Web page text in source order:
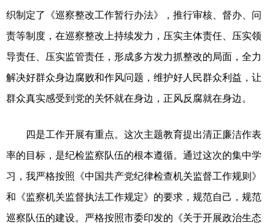
织制定了《巡察整改工作暂行办法》，推行审核、督办、问
责等制度，在巡察整改上持续发力，压实主体责任、压实领
导责任、压实监管责任，形成多方发力抓整改的局面，全力
解决好群众身边腐败和作风问题，维护好人民群众利益，让
群众真实感受到党的关怀就在身边，正风反腐就在身边。
四是工作开展有重点。这次主题教育提出清正廉洁作表
率的目标，是纪检监察队伍的根本遵循。通过这次的集中学
习，我严格按照《中国共产党纪律检查机关监督工作规则》
和《监察机关监督执法工作规定》的要求，规范自己，规范
巡察队伍的建设。严格按照市委印发的《关于开展政治生态